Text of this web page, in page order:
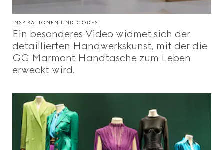
INSPIRATIONEN UND CODES
Ein besonderes Video widmet sich der
detaillierten Handwerkskunst, mit der die
GG Marmont Handtasche zum Leben
erweckt wird.